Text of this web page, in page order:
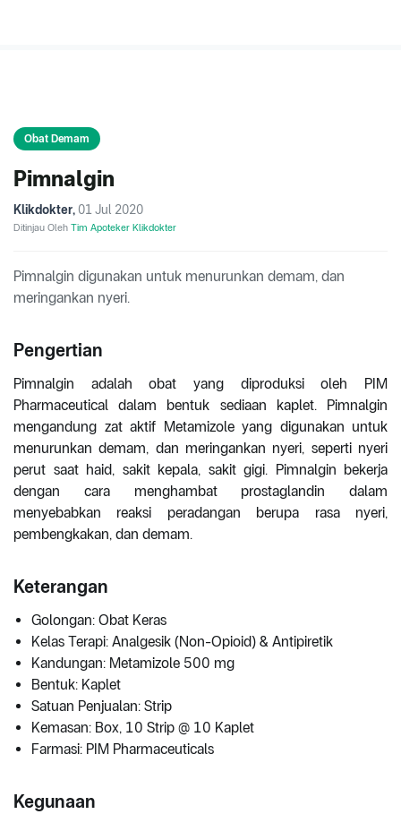
Obat Demam
Pimnalgin
Klikdokter, 01 Jul 2020
Ditinjau Oleh Tim Apoteker Klikdokter
Pimnalgin digunakan untuk menurunkan demam, dan
meringankan nyeri.
Pengertian
Pimnalgin adalah obat yang diproduksi oleh PIM
Pharmaceutical dalam bentuk sediaan kaplet. Pimnalgin
mengandung zat aktif Metamizole yang digunakan untuk
menurunkan demam, dan meringankan nyeri, seperti nyeri
perut saat haid, sakit kepala, sakit gigi. Pimnalgin bekerja
dengan cara menghambat prostaglandin dalam
menyebabkan reaksi peradangan berupa rasa nyeri,
pembengkakan, dan demam.
Keterangan
Golongan: Obat Keras
Kelas Terapi: Analgesik (Non-Opioid) & Antipiretik
Kandungan: Metamizole 500 mg
Bentuk: Kaplet
Satuan Penjualan: Strip
Kemasan: Box, 10 Strip @ 10 Kaplet
Farmasi: PIM Pharmaceuticals
Kegunaan